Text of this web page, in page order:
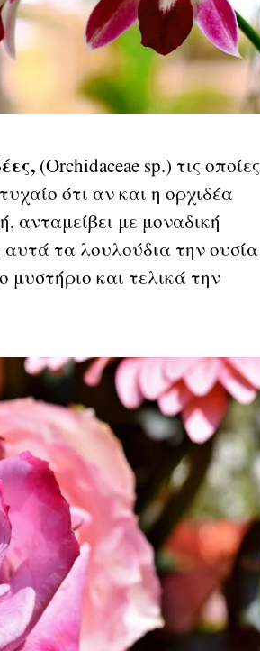
(Orchidaceae sp.) τις οποίες
ότι αν και η ορχιδέα
ανταμείβει με μοναδική
αυτά τα λουλούδια την ουσία
μυστήριο και τελικά την